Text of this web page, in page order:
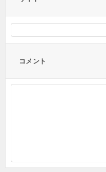
コメント